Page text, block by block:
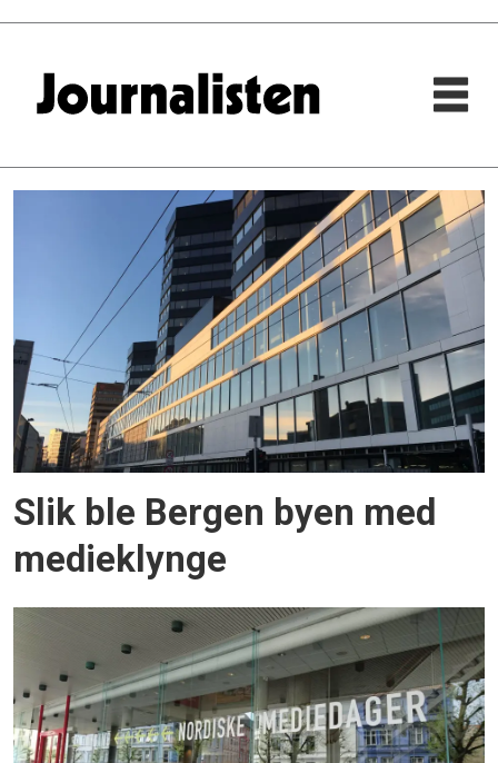
anders
nyland
Slik ble Bergen byen med
medieklynge